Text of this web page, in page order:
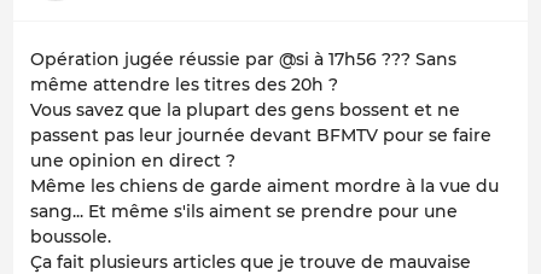
Opération jugée réussie par @si à 17h56 ??? Sans
même attendre les titres des 20h ?
Vous savez que la plupart des gens bossent et ne
passent pas leur journée devant BFMTV pour se faire
une opinion en direct ?
Même les chiens de garde aiment mordre à la vue du
sang... Et même s'ils aiment se prendre pour une
boussole.
Ça fait plusieurs articles que je trouve de mauvaise